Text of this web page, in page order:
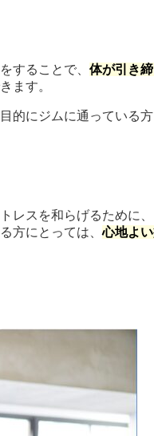
することで、 体が引き
ます。
的にジムに通っている
レスを和らげるために
方にとっては、心地よ